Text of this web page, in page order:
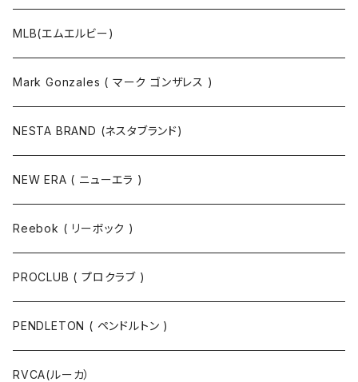
MLB(エムエルビー)
Mark Gonzales ( マーク ゴンザレス )
NESTA BRAND (ネスタブランド)
NEW ERA ( ニューエラ )
Reebok ( リーボック )
PROCLUB ( プロクラブ )
PENDLETON ( ペンドルトン )
RVCA(ルーカ）